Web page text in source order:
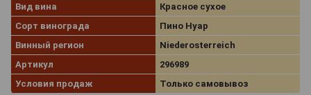
Вид вина
Красное сухое
Сорт винограда
Пино Нуар
Винный регион
Niederosterreich
Артикул
296989
Условия продаж
Только самовывоз